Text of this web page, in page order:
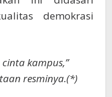
demokrasi
kampus,”
resminya.(*)